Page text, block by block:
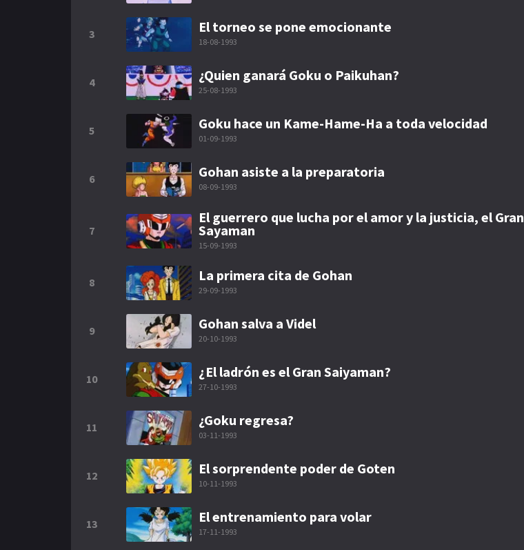
3 El torneo se pone emocionante
18-08-1993
4 ¿Quien ganará Goku o Paikuhan?
25-08-1993
5 Goku hace un Kame-Hame-Ha a toda velocidad
01-09-1993
6 Gohan asiste a la preparatoria
08-09-1993
7
El guerrero que lucha por el amor y la justicia, el Gran
Sayaman
15-09-1993
8 La primera cita de Gohan
29-09-1993
9 Gohan salva a Videl
20-10-1993
10 ¿El ladrón es el Gran Saiyaman?
27-10-1993
11 ¿Goku regresa?
03-11-1993
12 El sorprendente poder de Goten
10-11-1993
13 El entrenamiento para volar
17-11-1993